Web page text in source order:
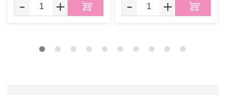
- + - +